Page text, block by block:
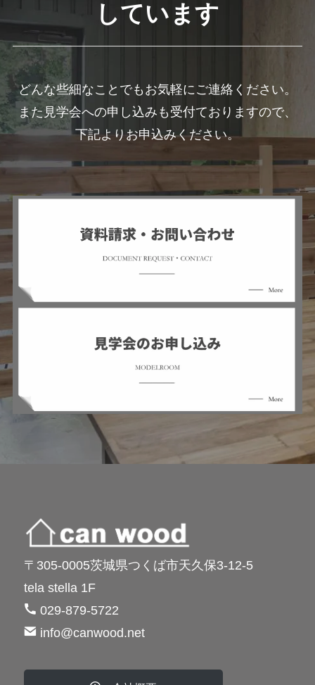
しています
どんな些細なことでもお気軽にご連絡ください。
また見学会への申し込みも受付ておりますので、
下記よりお申込みください。
〒305-0005茨城県つくば市天久保3-12-5
tela stella 1F
029-879-5722
info@canwood.net